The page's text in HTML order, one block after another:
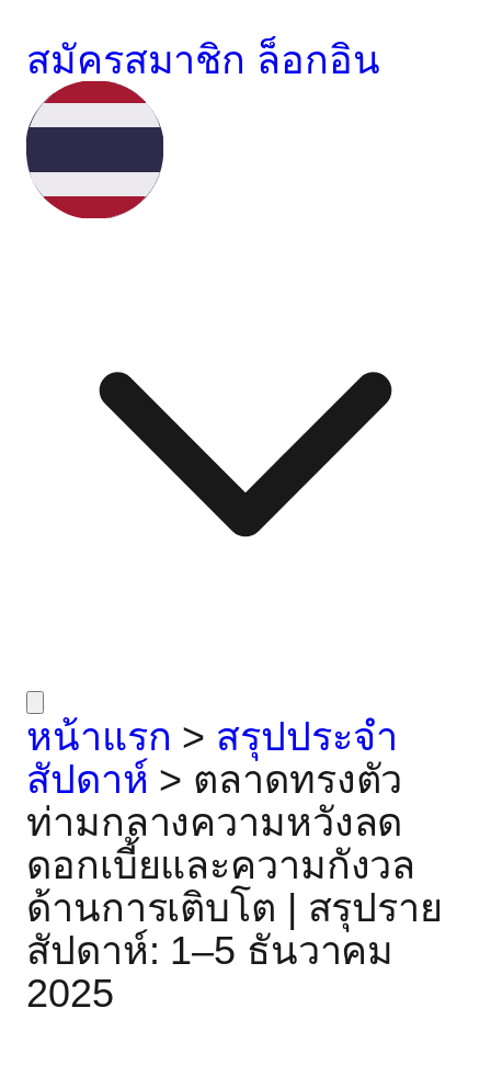
สมัครสมาชิก ล็อกอิน
หน้าแรก > สรุปประจำ
สัปดาห์ > ตลาดทรงตัว
ท่ามกลางความหวังลด
ดอกเบี้ยและความกังวล
ด้านการเติบโต | สรุปราย
สัปดาห์: 1–5 ธันวาคม
2025